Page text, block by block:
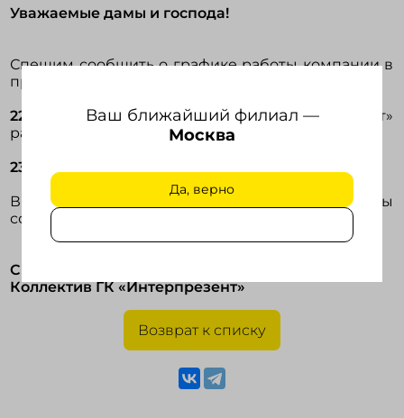
Ваш ближайший филиал —
Москва
Да, верно
Уважаемые дамы и господа!
Спешим сообщить о графике работы компании в
предпраздничные дни:
22 февраля– все офисы ГК «Интерпрезнт»
работают до 16:30 (по местному времени).
23 февраля
В связи с этим, просим все имеющиеся вопросы
согласовать заранее с вашим менеджером.
С наилучшими пожеланиями,
Коллектив ГК «Интерпрезент»
Возврат к списку
Войти в кабинет